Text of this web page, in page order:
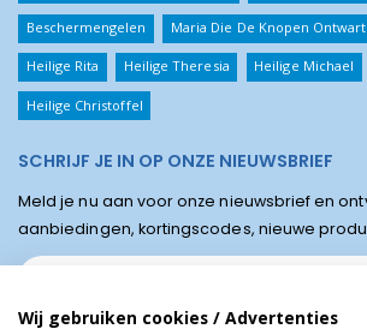
Beschermengelen Maria Die De Knopen Ontwart
Heilige Rita Heilige Theresia Heilige Michael
Heilige Christoffel
SCHRIJF JE IN OP ONZE NIEUWSBRIEF
Meld je nu aan voor onze nieuwsbrief en
aanbiedingen, kortingscodes, nieuwe
Wij gebruiken cookies / Advertenties